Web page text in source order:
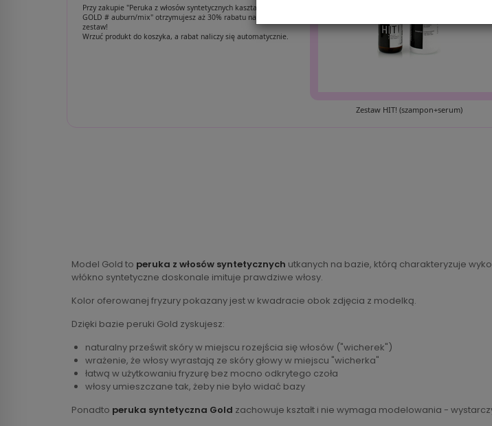
Przy zakupie "Peruka z włosów syntetycznych kasztanowy brąz
GOLD # auburn/mix" otrzymujesz aż 30% rabatu na poniższy
zestaw!
Wrzuć produkt do koszyka, a rabat naliczy się automatycznie.
Zestaw HIT! (szampon+serum)
Model Gold to peruka z włosów syntetycznych utkanych na bazie, którą charakteryzuje
włókno syntetyczne doskonale imituje prawdziwe włosy.
Kolor oferowanej fryzury pokazany jest w kwadracie obok zdjęcia z modelką.
Dzięki bazie peruki Gold zyskujesz:
naturalny prześwit skóry w miejscu rozejścia się włosów ("wicherek")
wrażenie, że włosy wyrastają ze skóry głowy w miejscu "wicherka"
łatwą w użytkowaniu fryzurę bez mocno odkrytego czoła
włosy umieszczane tak, żeby nie było widać bazy
Ponadto peruka syntetyczna Gold zachowuje kształt i nie wymaga modelowania -